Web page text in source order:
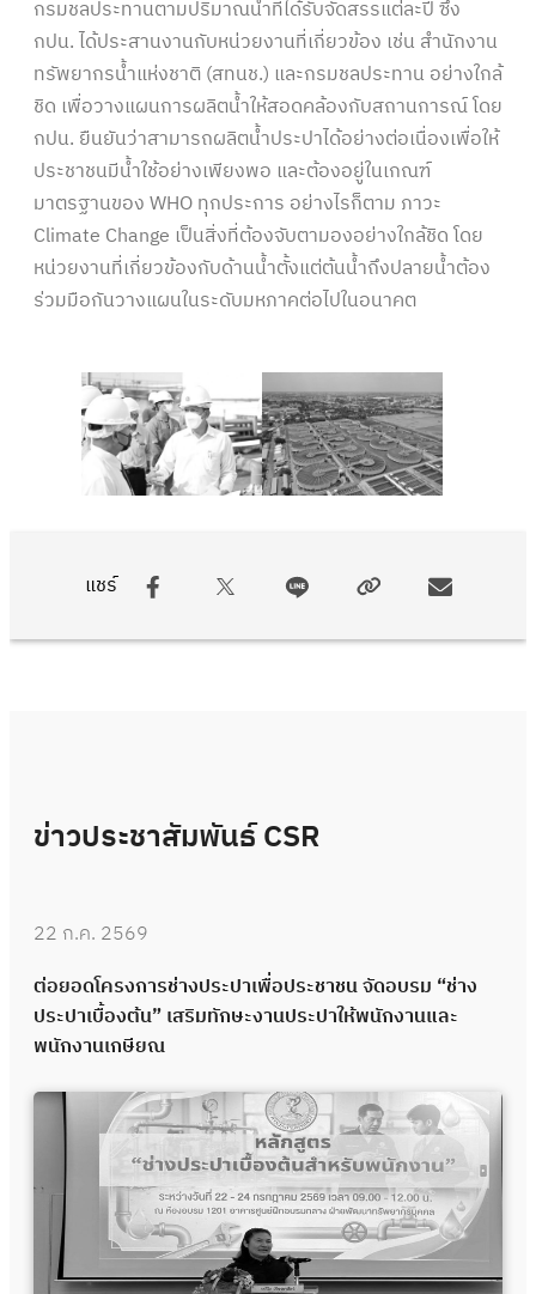
แชร์
กรมชลประทานตามปริมาณน้ำที่ได้รับจัดสรรแต่ละปี ซึ่ง
กปน. ได้ประสานงานกับหน่วยงานที่เกี่ยวข้อง เช่น สำนักงาน
ทรัพยากรน้ำแห่งชาติ (สทนช.) และกรมชลประทาน อย่างใกล้
ชิด เพื่อวางแผนการผลิตน้ำให้สอดคล้องกับสถานการณ์ โดย
กปน. ยืนยันว่าสามารถผลิตน้ำประปาได้อย่างต่อเนื่องเพื่อให้
ประชาชนมีน้ำใช้อย่างเพียงพอ และต้องอยู่ในเกณฑ์
มาตรฐานของ WHO ทุกประการ อย่างไรก็ตาม ภาวะ
Climate Change เป็นสิ่งที่ต้องจับตามองอย่างใกล้ชิด โดย
หน่วยงานที่เกี่ยวข้องกับด้านน้ำตั้งแต่ต้นน้ำถึงปลายน้ำต้อง
ร่วมมือกันวางแผนในระดับมหภาคต่อไปในอนาคต
ข่าวประชาสัมพันธ์ CSR
22 ก.ค. 2569
ต่อยอดโครงการช่างประปาเพื่อประชาชน จัดอบรม “ช่าง
ประปาเบื้องต้น” เสริมทักษะงานประปาให้พนักงานและ
พนักงานเกษียณ